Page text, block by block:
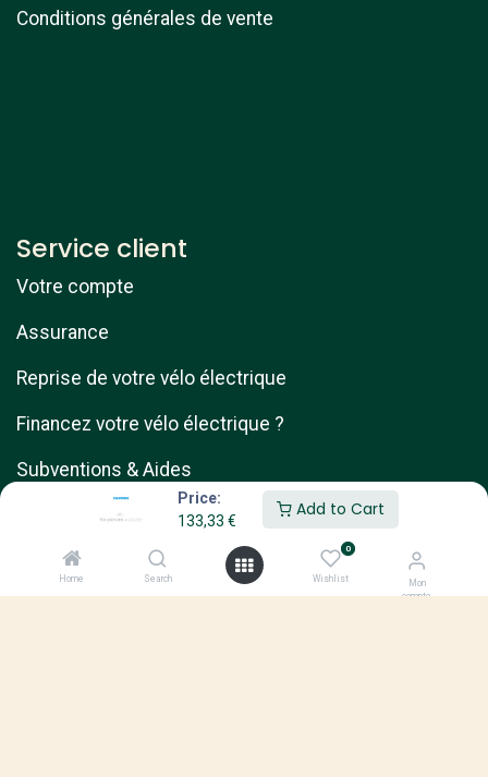
Price:
133,33 €
Add to Cart
Home Search
0
Wishlist
Mon
compte
Conditions générales de vente
Service client
Votre compte
Assurance
Reprise de votre vélo électrique
Financez votre vélo électrique ?
Subventions & Aides
Assistant d'autonomie de batterie